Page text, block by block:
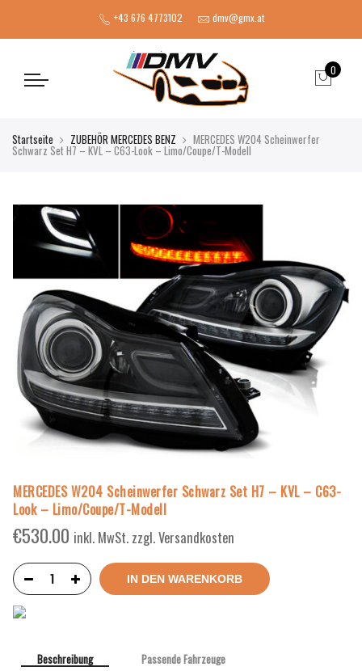
+43 676 4773102 dmv@gmx.at
0
Startseite ZUBEHÖR MERCEDES BENZ MERCEDES W204 Scheinwerfer
Schwarz Set H7 – KVL – C63-Look – Limo/Coupe/T-Modell
MERCEDES W204 Scheinwerfer Schwarz Set H7 – KVL – C63-
Look – Limo/Coupe/T-Modell
€530.00 inkl. MwSt. zzgl. Versandkosten
IN DEN WARENKORB
Beschreibung
Passende Fahrzeuge